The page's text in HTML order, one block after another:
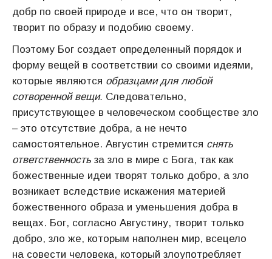
добр по своей природе и все, что он творит,
творит по образу и подобию своему.
Поэтому Бог создает определенный порядок и
форму вещей в соответствии со своими идеями,
которые являются образцами для любой
сотворенной вещи. Следовательно,
присутствующее в человеческом сообществе зло
– это отсутствие добра, а не нечто
самостоятельное. Августин стремится снять
ответственность за зло в мире с Бога, так как
божественные идеи творят только добро, а зло
возникает вследствие искажения материей
божественного образа и уменьшения добра в
вещах. Бог, согласно Августину, творит только
добро, зло же, которым наполнен мир, всецело
на совести человека, который злоупотребляет